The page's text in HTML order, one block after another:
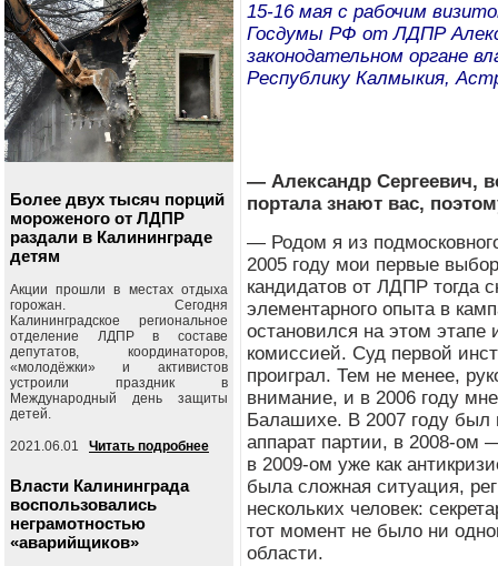
15-16 мая с рабочим
Госдумы РФ от ЛДПР
законодательном органе
Республику Калмыкия,
— Александр Сергеевич,
портала знают вас,
— Родом я из
2005 году мои первые
кандидатов от ЛДПР тогда
элементарного опыта в
остановился на этом этапе
комиссией. Суд первой
проиграл. Тем не менее,
внимание, и в 2006 году
Балашихе. В 2007 году был
аппарат партии, в 2008-ом
в 2009-ом уже как
была сложная ситуация,
нескольких человек:
тот момент не было ни
области.
Более двух тысяч порций
мороженого от ЛДПР
раздали в Калининграде
детям
Акции прошли в местах отдыха
горожан. Сегодня
Калининградское региональное
отделение ЛДПР в составе
депутатов, координаторов,
«молодёжки» и активистов
устроили праздник в
Международный день защиты
детей.
2021.06.01 Читать подробнее
Власти Калининграда
воспользовались
неграмотностью
«аварийщиков»